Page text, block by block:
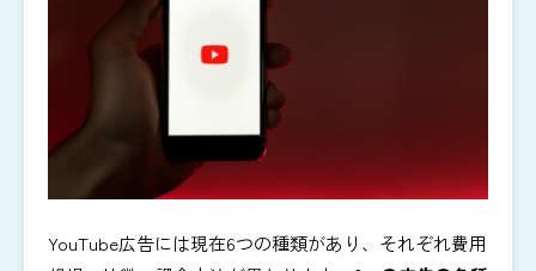
YouTube広告には現在6つの種類があり、それぞれ費用